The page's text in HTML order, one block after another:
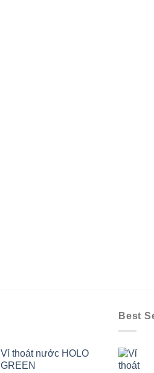
Vỉ thoát nước HOLO
GREEN
Best